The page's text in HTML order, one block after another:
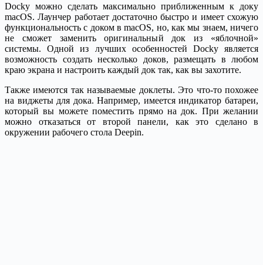
Docky можно сделать максимально приближенным к доку
macOS. Лаунчер работает достаточно быстро и имеет схожую
функциональность с доком в macOS, но, как мы знаем, ничего
не сможет заменить оригинальный док из «яблочной»
системы. Одной из лучших особенностей Docky является
возможность создать несколько доков, размещать в любом
краю экрана и настроить каждый док так, как вы захотите.
Также имеются так называемые доклеты. Это что-то похожее
на виджеты для дока. Например, имеется индикатор батареи,
который вы можете поместить прямо на док. При желании
можно отказаться от второй панели, как это сделано в
окружении рабочего стола Deepin.